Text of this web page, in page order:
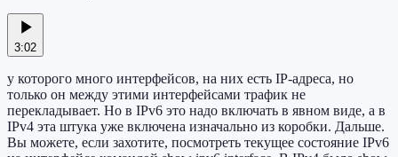
3:02
у которого много интерфейсов, на них есть IP-адреса, но
только он между этими интерфейсами трафик не
перекладывает. Но в IPv6 это надо включать в явном виде, а в
IPv4 эта штука уже включена изначально из коробки. Дальше.
Вы можете, если захотите, посмотреть текущее состояние IPv6